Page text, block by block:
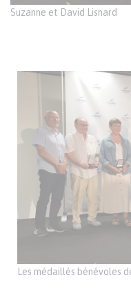
Suzanne et David Lisnard
Les médaillés bénévoles